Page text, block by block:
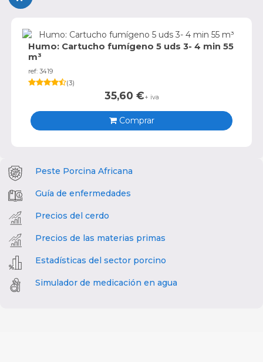
Humo: Cartucho fumígeno 5 uds 3- 4 min 55
m³
ref: 3419
(3)
35,60 €+ iva
Comprar
Peste Porcina Africana
Guía de enfermedades
Precios del cerdo
Precios de las materias primas
Estadísticas del sector porcino
Simulador de medicación en agua